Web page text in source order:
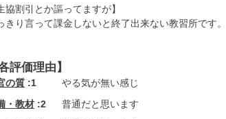
協割引とか謳ってますが】
きり言って課金しないと終了出来ない教習所です。
各評価理由】
の質 :1
やる気が無い感じ
・教材 :2
普通だと思います